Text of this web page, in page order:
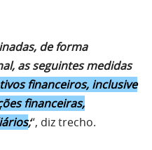
de forma
as seguintes medidas
financeiros, inclusive
financeiras,
;“, diz trecho.